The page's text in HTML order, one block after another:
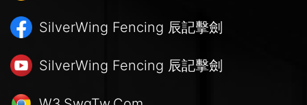
SilverWing Fencing 辰記擊劍
SilverWing Fencing 辰記擊劍